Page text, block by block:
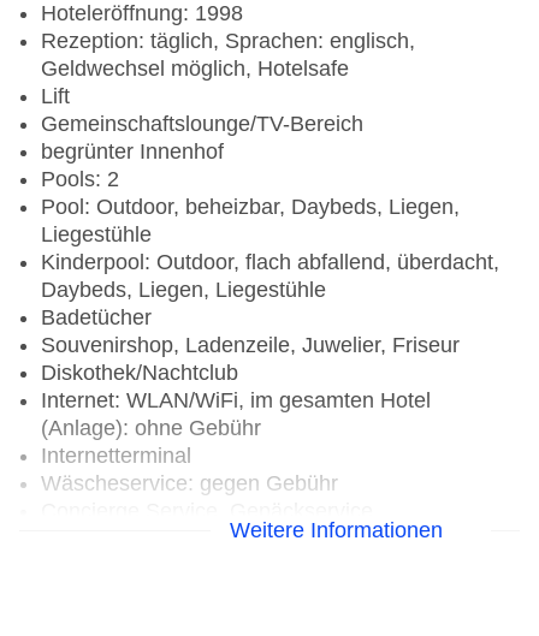
Hoteleröffnung: 1998
Rezeption: täglich, Sprachen: englisch,
Geldwechsel möglich, Hotelsafe
Lift
Gemeinschaftslounge/TV-Bereich
begrünter Innenhof
Pools: 2
Pool: Outdoor, beheizbar, Daybeds, Liegen,
Liegestühle
Kinderpool: Outdoor, flach abfallend, überdacht,
Daybeds, Liegen, Liegestühle
Badetücher
Souvenirshop, Ladenzeile, Juwelier, Friseur
Diskothek/Nachtclub
Internet: WLAN/WiFi, im gesamten Hotel
(Anlage): ohne Gebühr
Internetterminal
Wäscheservice: gegen Gebühr
Zahlungsarten: TUI Card / VISA, MasterCard,
Weitere Informationen